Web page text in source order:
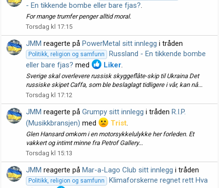
- En tikkende bombe eller bare fjas?.
For mange trumfer penger alltid moral.
Torsdag kl 17:15
JMM reagerte på PowerMetal sitt innlegg i tråden
Politikk, religion og samfunn
Russland - En tikkende bombe
eller bare fjas? med Liker.
Sverige skal overlevere russisk skyggeflåte-skip til Ukraina Det
russiske skipet Caffa, som ble beslaglagt tidligere i vår, kan nå...
Torsdag kl 17:12
JMM reagerte på Grumpy sitt innlegg i tråden R.I.P.
(Musikkbransjen) med Trist.
Glen Hansard omkom i en motorsykkelulykke her forleden. Et
vakkert og intimt minne fra Petrof Gallery...
Torsdag kl 15:13
JMM reagerte på Mar-a-Lago Club sitt innlegg i tråden
Politikk, religion og samfunn
Klimaforskerne regnet rett Hva